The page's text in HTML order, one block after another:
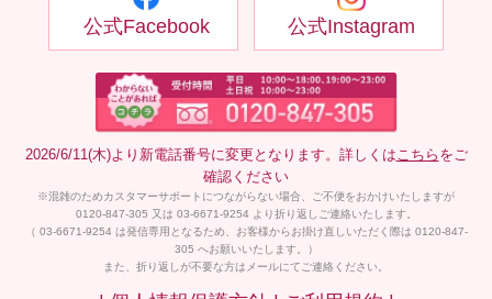
公式Facebook 公式Instagram
2026/6/11(木)より新電話番号に変更となります。詳しくは こちら をご
確認ください
※混雑のためカスタマーサポートにつながらない場合、ご不便をおかけいたしますが
0120-847-305 又は 03-6671-9254 より折り返しご連絡いたします。
（ 03-6671-9254 は発信専用となるため、お客様からお掛け直しいただく際は 0120-847-
305 へお願いいたします。）
また、折り返しが不要な方はメールにてご連絡ください。